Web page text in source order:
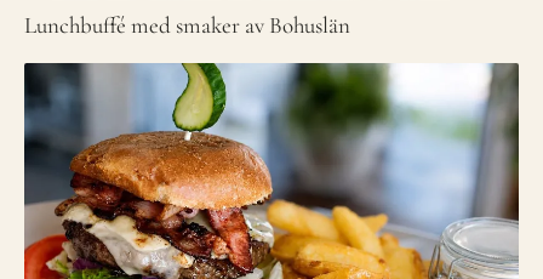
Lunchbuffé med smaker av Bohuslän